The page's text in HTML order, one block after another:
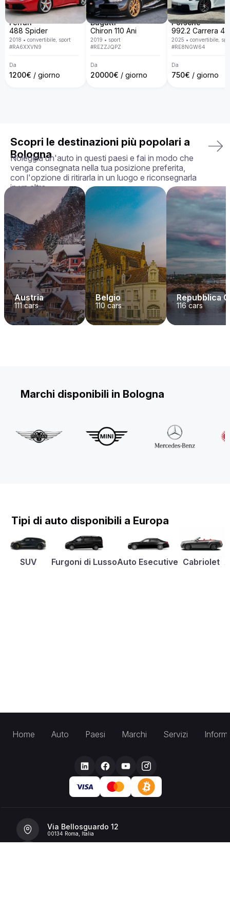
Da Billion Rent, siamo specializzati nel noleggio di auto di
lusso con una flotta disponibile in tutta Europa. Con un
servizio personalizzato, consegna porta a porta, politiche
trasparenti e la garanzia di ricevere l'auto esattamente come
la hai scelta, in perfette condizioni, rendiamo la tua
esperienza di noleggio semplice, piacevole e su misura per
La tua auto perfetta ti aspetta — prenota oggi la tua Aston
Ferrari
488 Spider
2018 • convertibile, sport
#RA6XXVN9
Da
1200€ / giorno
Bugatti
Chiron 110 Ani
2019 • sport
#REZZJQPZ
Da
20000€ / giorno
Porsche
2025 • convertibile,
#RE8NGW64
Da
750€ / giorno
Scopri le destinazioni più popolari a
Bologna
Noleggia un'auto in questi paesi e fai in modo che
venga consegnata nella tua posizione preferita,
con l'opzione di ritirarla in un luogo e riconsegnarla
in un altro.
Austria
111cars
Belgio
110 cars
Repubblica
116cars
Marchi disponibili in Bologna
Tipi di auto disponibili a Europa
SUV Furgoni di LussoAuto Esecutive Cabriolet
Home Auto Paesi Marchi Servizi
Via Bellosguardo 12
00134 Roma, Italia